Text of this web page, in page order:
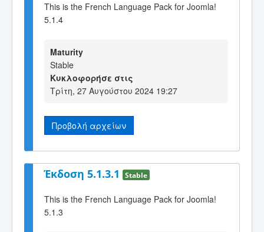
This is the French Language Pack for Joomla!
5.1.4
Maturity
Stable
Κυκλοφορήσε στις
Τρίτη, 27 Αυγούστου 2024 19:27
Προβολή αρχείων
Έκδοση 5.1.3.1 Stable
This is the French Language Pack for Joomla!
5.1.3